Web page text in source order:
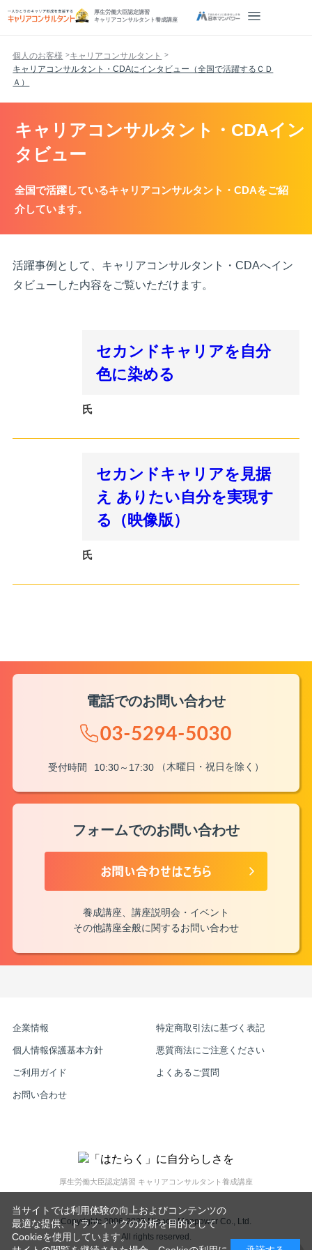
厚生労働大臣認定講習
キャリアコンサルタント養成講座
個人のお客様
キャリアコンサルタント
キャリアコンサルタント・CDAにインタビュー（全国で活躍するＣＤ
Ａ）
キャリアコンサルタント・CDAイン
タビュー
全国で活躍しているキャリアコンサルタント・CDAをご紹
介しています。
活躍事例として、キャリアコンサルタント・CDAへイン
タビューした内容をご覧いただけます。
セカンドキャリアを自分
色に染める
氏
セカンドキャリアを見据
え ありたい自分を実現す
る（映像版）
氏
電話でのお問い合わせ
受付時間 10:30～17:30 （木曜日・祝日を除く）
フォームでのお問い合わせ
養成講座、講座説明会・イベント
その他講座全般に関するお問い合わせ
厚生労働大臣認定講習 キャリアコンサルタント養成講座
企業情報 特定商取引法に基づく表記
個人情報保護基本方針 悪質商法にご注意ください
ご利用ガイド よくあるご質問
お問い合わせ
Copyrightc 2006-2025 Nippon Manpower Co., Ltd.
All rights reserved.
当サイトでは利用体験の向上およびコンテンツの
最適な提供、トラフィックの分析を目的として
Cookieを使用しています。